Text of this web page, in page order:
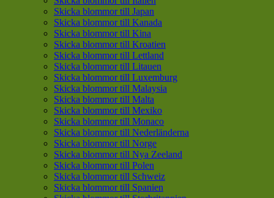
Skicka blommor till Japan
Skicka blommor till Kanada
Skicka blommor till Kina
Skicka blommor till Kroatien
Skicka blommor till Lettland
Skicka blommor till Litauen
Skicka blommor till Luxemburg
Skicka blommor till Malaysia
Skicka blommor till Malta
Skicka blommor till Mexiko
Skicka blommor till Monaco
Skicka blommor till Nederländerna
Skicka blommor till Norge
Skicka blommor till Nya Zeeland
Skicka blommor till Polen
Skicka blommor till Schweiz
Skicka blommor till Spanien